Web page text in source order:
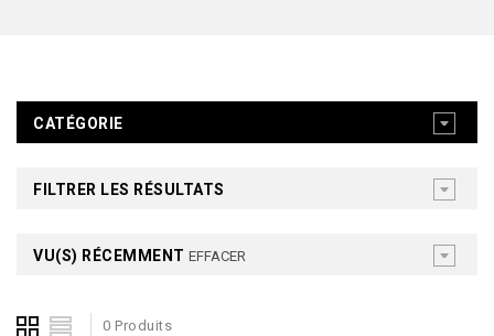
CATÉGORIE
FILTRER LES RÉSULTATS
VU(S) RÉCEMMENT EFFACER
0 Produits